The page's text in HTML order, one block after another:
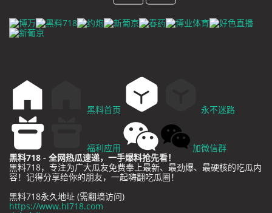
黑料首页 永不迷路
福利应用
加微信群
黑料718 - 全网热瓜速递，一手爆料抢先看！
黑料718，专注为广大瓜友免费奉上最新、最劲爆、最硬核的吃瓜内
容！记得分享给你的朋友，一起嗨翻吃瓜圈！
黑料718永久地址 (需翻墙访问)
https://www.hl718.com